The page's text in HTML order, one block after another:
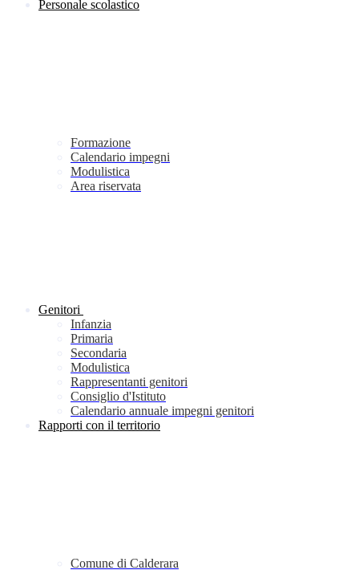
Personale scolastico
Formazione
Calendario impegni
Modulistica
Area riservata
Genitori
Infanzia
Primaria
Secondaria
Modulistica
Rappresentanti genitori
Consiglio d'Istituto
Calendario annuale impegni genitori
Rapporti con il territorio
Comune di Calderara